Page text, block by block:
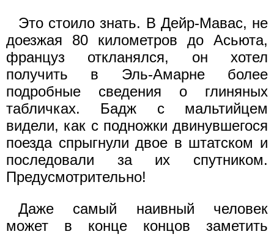
Это стоило знать. В Дейр-Мавас, не
доезжая 80 километров до Асьюта,
француз откланялся, он хотел
получить в Эль-Амарне более
подробные сведения о глиняных
табличках. Бадж с мальтийцем
видели, как с подножки двинувшегося
поезда спрыгнули двое в штатском и
последовали за их спутником.
Предусмотрительно!
Даже самый наивный человек
может в конце концов заметить